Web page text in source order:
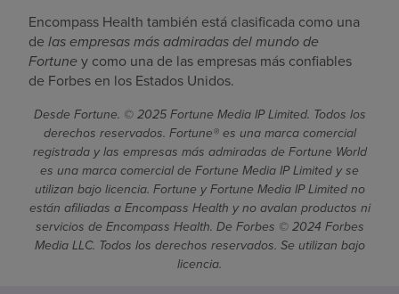
Encompass Health también está clasificada como una
de las empresas más admiradas del mundo de
Fortune y como una de las empresas más confiables
de Forbes en los Estados Unidos.
Desde Fortune. © 2025 Fortune Media IP Limited. Todos los
derechos reservados. Fortune® es una marca comercial
registrada y las empresas más admiradas de Fortune World
es una marca comercial de Fortune Media IP Limited y se
utilizan bajo licencia. Fortune y Fortune Media IP Limited no
están afiliadas a Encompass Health y no avalan productos ni
servicios de Encompass Health. De Forbes © 2024 Forbes
Media LLC. Todos los derechos reservados. Se utilizan bajo
licencia.